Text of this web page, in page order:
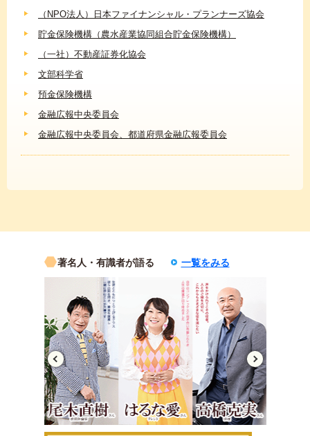
（NPO法人）日本ファイナンシャル・プランナーズ協会
貯金保険機構（農水産業協同組合貯金保険機構）
（一社）不動産証券化協会
文部科学省
預金保険機構
金融広報中央委員会
金融広報中央委員会、都道府県金融広報委員会
著名人・有識者が語る 一覧をみる